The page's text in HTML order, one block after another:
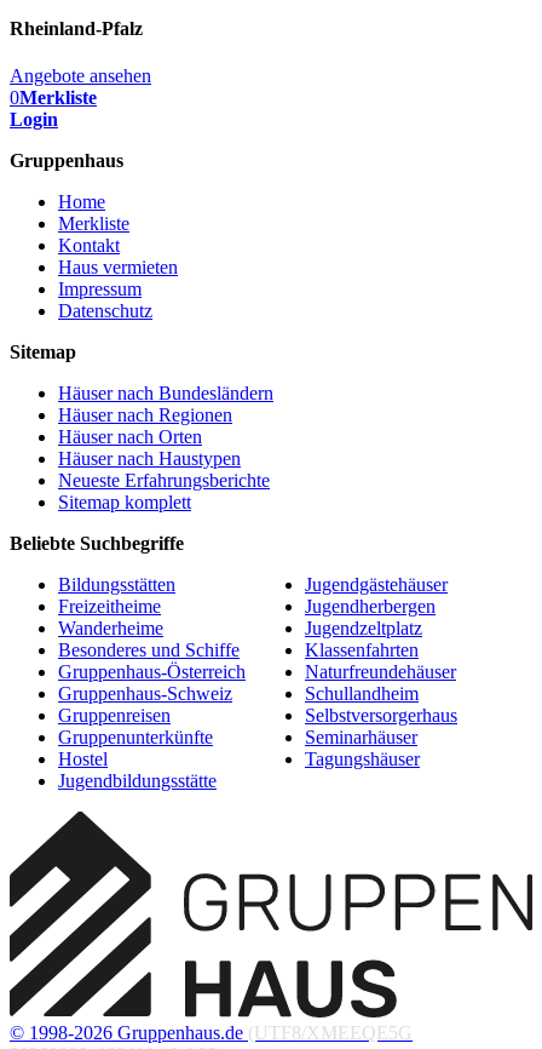
Rheinland-Pfalz
Angebote ansehen
0Merkliste
Login
Gruppenhaus
Home
Merkliste
Kontakt
Haus vermieten
Impressum
Datenschutz
Sitemap
Häuser nach Bundesländern
Häuser nach Regionen
Häuser nach Orten
Häuser nach Haustypen
Neueste Erfahrungsberichte
Sitemap komplett
Beliebte Suchbegriffe
Bildungsstätten
Freizeitheime
Wanderheime
Besonderes und Schiffe
Gruppenhaus-Österreich
Gruppenhaus-Schweiz
Gruppenreisen
Gruppenunterkünfte
Hostel
Jugendbildungsstätte
Jugendgästehäuser
Jugendherbergen
Jugendzeltplatz
Klassenfahrten
Naturfreundehäuser
Schullandheim
Selbstversorgerhaus
Seminarhäuser
Tagungshäuser
© 1998-2026 Gruppenhaus.de (UTF8/XMEEQE5G